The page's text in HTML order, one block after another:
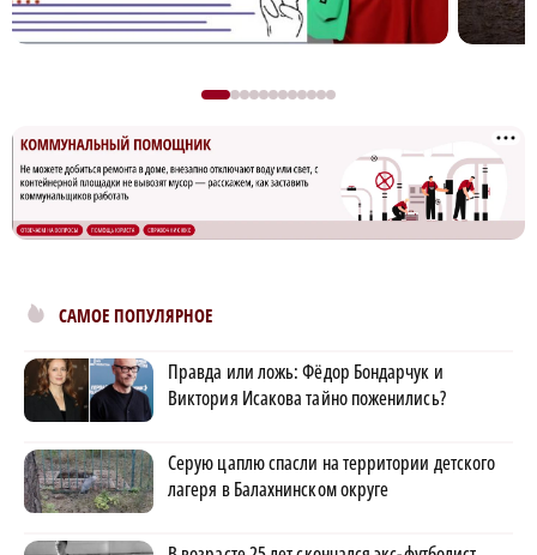
САМОЕ ПОПУЛЯРНОЕ
Правда или ложь: Фёдор Бондарчук и
Виктория Исакова тайно поженились?
Серую цаплю спасли на территории детского
лагеря в Балахнинском округе